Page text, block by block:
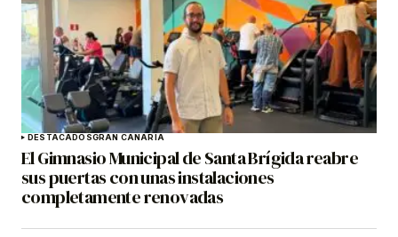
DESTACADOSGRAN CANARIA
El Gimnasio Municipal de Santa Brígida reabre
sus puertas con unas instalaciones
completamente renovadas